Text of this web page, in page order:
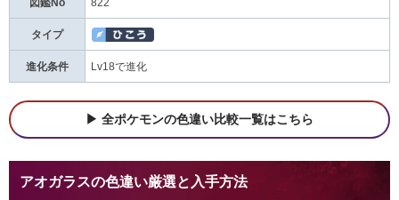
図鑑No 822
タイプ
進化条件 Lv18で進化
全ポケモンの色違い比較一覧はこちら
アオガラスの色違い厳選と入手方法